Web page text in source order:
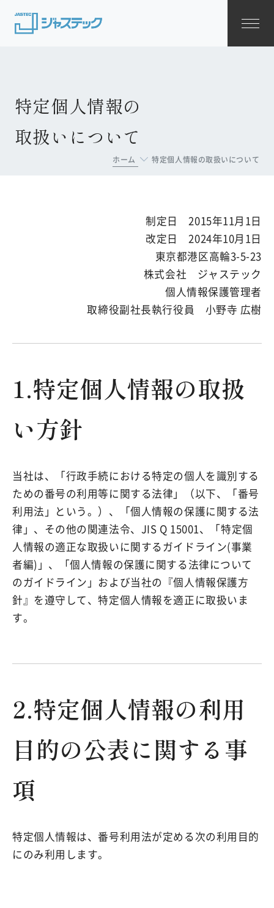
特定個人情報の
取扱いについて
ホーム 特定個人情報の取扱いについて
制定日 2015年11月1日
改定日 2024年10月1日
東京都港区高輪3-5-23
株式会社 ジャステック
個人情報保護管理者
取締役副社長執行役員 小野寺 広樹
1.特定個人情報の取扱
い方針
当社は、「行政手続における特定の個人を識別する
ための番号の利用等に関する法律」（以下、「番号
利用法」という。）、「個人情報の保護に関する法
律」、その他の関連法令、JIS Q 15001、「特定個
人情報の適正な取扱いに関するガイドライン(事業
者編)」、「個人情報の保護に関する法律について
のガイドライン」および当社の『個人情報保護方
針』を遵守して、特定個人情報を適正に取扱いま
す。
2.特定個人情報の利用
目的の公表に関する事
項
特定個人情報は、番号利用法が定める次の利用目的
にのみ利用します。